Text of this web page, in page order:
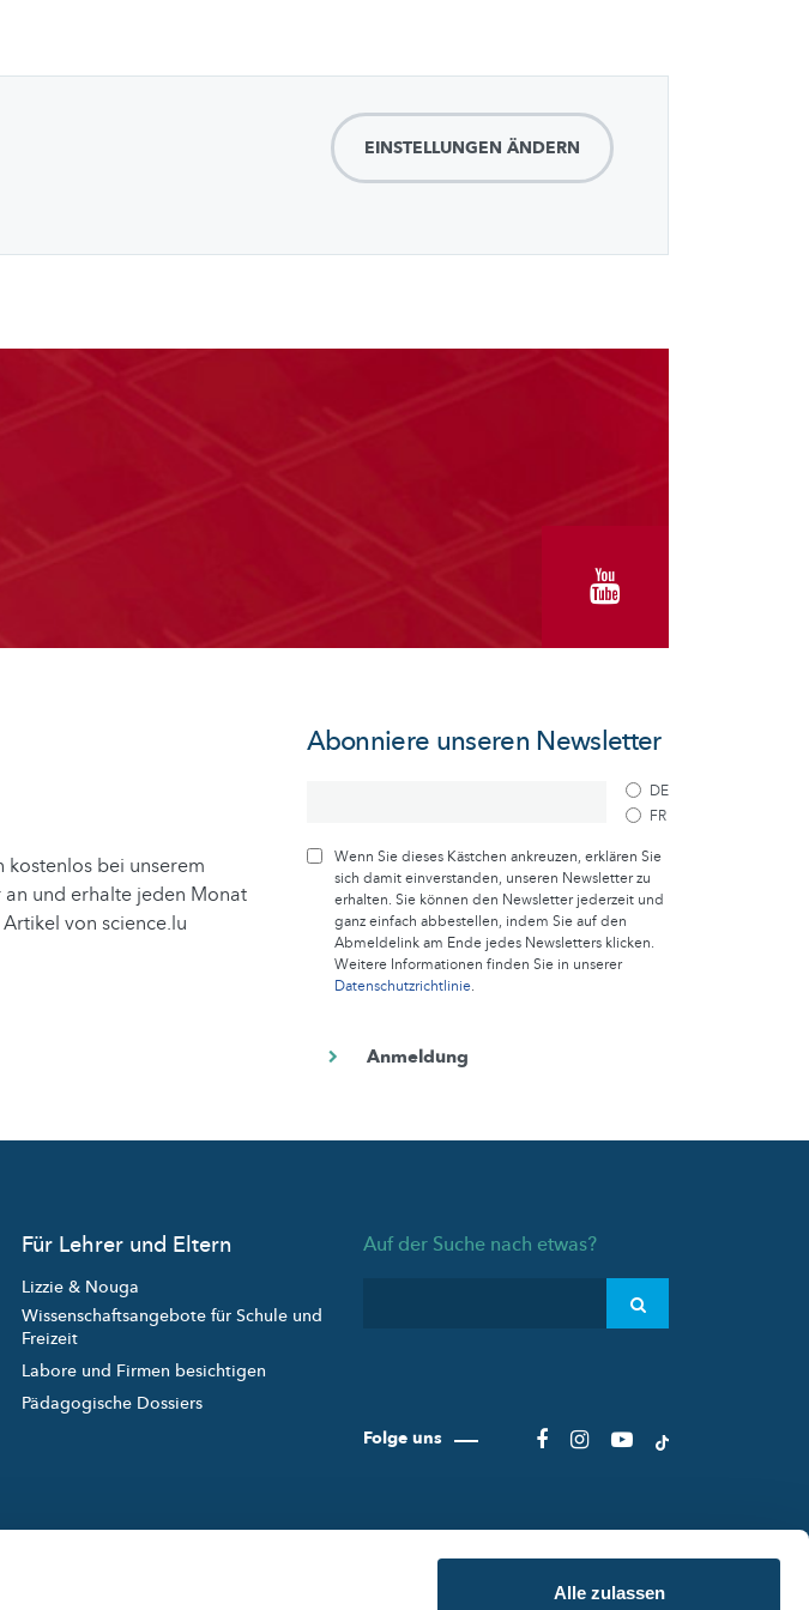
Alle zulassen
EINSTELLUNGEN ÄNDERN
kostenlos bei unserem
an und erhalte jeden Monat
von science.lu
Abonniere unseren Newsletter
DE
FR
Wenn Sie dieses Kästchen ankreuzen, erklären Sie
sich damit einverstanden, unseren Newsletter zu
erhalten. Sie können den Newsletter jederzeit und
ganz einfach abbestellen, indem Sie auf den
Abmeldelink am Ende jedes Newsletters klicken.
Weitere Informationen finden Sie in unserer
Datenschutzrichtlinie.
Für Lehrer und Eltern
Lizzie & Nouga
Wissenschaftsangebote für Schule und
Freizeit
Labore und Firmen besichtigen
Pädagogische Dossiers
Auf der Suche nach etwas?
Folge uns